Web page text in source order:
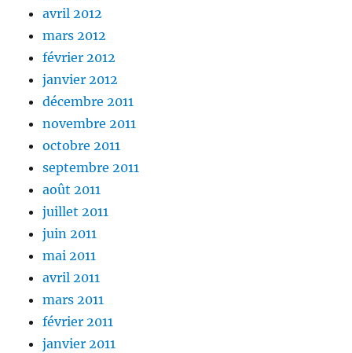
avril 2012
mars 2012
février 2012
janvier 2012
décembre 2011
novembre 2011
octobre 2011
septembre 2011
août 2011
juillet 2011
juin 2011
mai 2011
avril 2011
mars 2011
février 2011
janvier 2011